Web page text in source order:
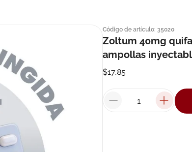
Código de artículo: 35020
Zoltum 40mg
ampollas
$17,85